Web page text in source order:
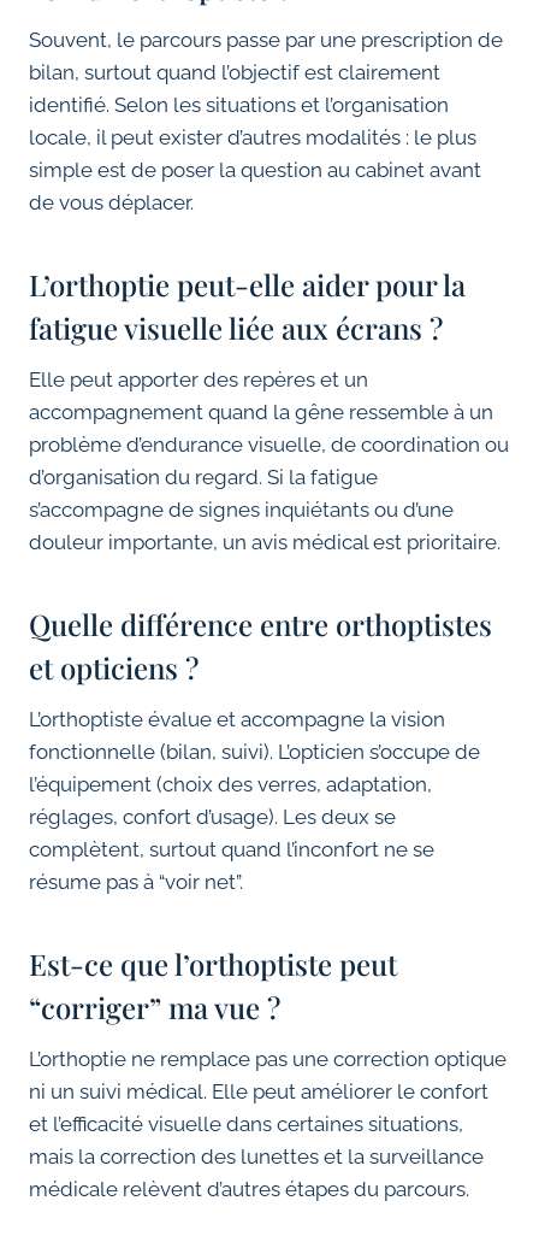
Souvent, le parcours passe par une prescription de
bilan, surtout quand l’objectif est clairement
identifié. Selon les situations et l’organisation
locale, il peut exister d’autres modalités : le plus
simple est de poser la question au cabinet avant
de vous déplacer.
L’orthoptie peut-elle aider pour la
fatigue visuelle liée aux écrans ?
Elle peut apporter des repères et un
accompagnement quand la gêne ressemble à un
problème d’endurance visuelle, de coordination ou
d’organisation du regard. Si la fatigue
s’accompagne de signes inquiétants ou d’une
douleur importante, un avis médical est prioritaire.
Quelle différence entre orthoptistes
et opticiens ?
L’orthoptiste évalue et accompagne la vision
fonctionnelle (bilan, suivi). L’opticien s’occupe de
l’équipement (choix des verres, adaptation,
réglages, confort d’usage). Les deux se
complètent, surtout quand l’inconfort ne se
résume pas à “voir net”.
Est-ce que l’orthoptiste peut
“corriger” ma vue ?
L’orthoptie ne remplace pas une correction optique
ni un suivi médical. Elle peut améliorer le confort
et l’efficacité visuelle dans certaines situations,
mais la correction des lunettes et la surveillance
médicale relèvent d’autres étapes du parcours.